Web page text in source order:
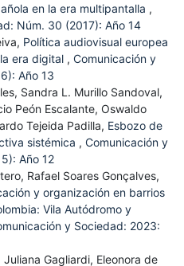
en la era multipantalla ,
Núm. 30 (2017): Año 14
Política audiovisual europea
era digital , Comunicación y
Año 13
Sandra L. Murillo Sandoval,
Peón Escalante, Oswaldo
Tejeida Padilla, Esbozo de
sistémica , Comunicación y
Año 12
Rafael Soares Gonçalves,
y organización en barrios
Vila Autódromo y
y Sociedad: 2023:
Gagliardi, Eleonora de